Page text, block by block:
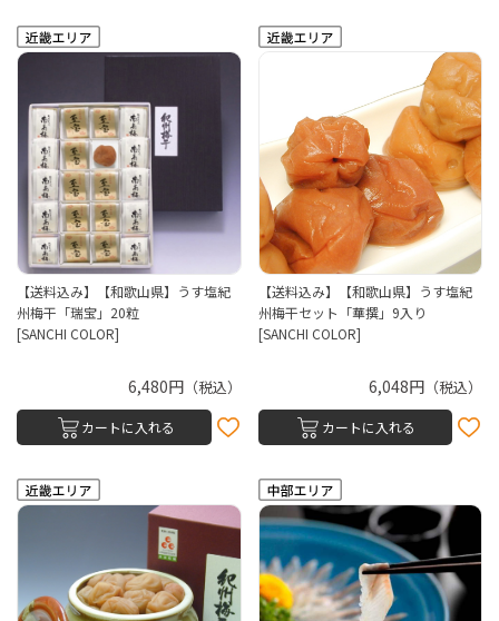
【送料込み】【和歌山県】うす塩紀
州梅干「瑞宝」20粒
[SANCHI COLOR]
6,480円（税込）
カートに入れる
【送料込み】【和歌山県】うす塩紀
州梅干セット「華撰」9入り
[SANCHI COLOR]
6,048円 （税込）
カートに入れる